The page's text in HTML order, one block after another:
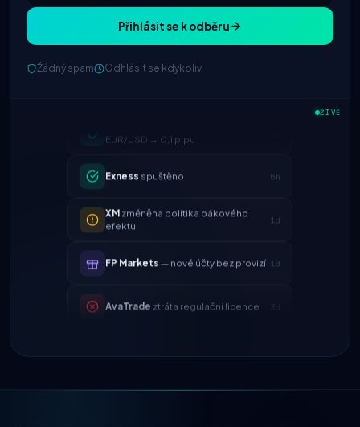
Přihlásit se k odběru
Žádný spam Odhlásit se kdykoliv
ŽIVĚ
efektu